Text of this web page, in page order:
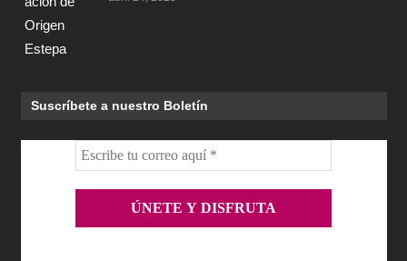
Suscríbete a nuestro Boletín